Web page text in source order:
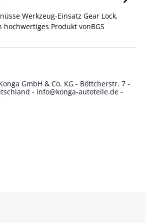
Werkzeug-Einsatz Gear Lock,
hochwertiges Produkt vonBGS
GmbH & Co. KG - Böttcherstr. 7 -
- info@konga-autoteile.de -